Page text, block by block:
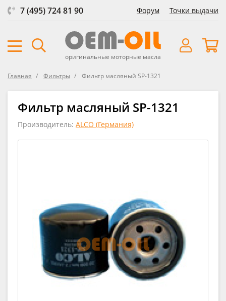
7 (495) 724 81 90 Форум Точки выдачи
оригинальные моторные масла
Главная Фильтры Фильтр масляный SP-1321
Фильтр масляный SP-1321
Производитель: ALCO (Германия)